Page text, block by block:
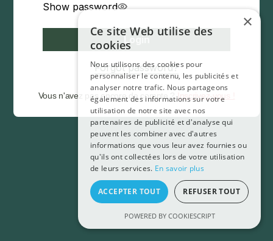
Show password
Forgot password?
Vous n'avez pas encore de compte ?Inscrivez-vous !
×
Ce site Web utilise des
cookies
Nous utilisons des cookies pour
personnaliser le contenu, les publicités et
analyser notre trafic. Nous partageons
également des informations sur votre
utilisation de notre site avec nos
partenaires de publicité et d'analyse qui
peuvent les combiner avec d'autres
informations que vous leur avez fournies ou
qu'ils ont collectées lors de votre utilisation
de leurs services. En savoir plus
ACCEPTER TOUT REFUSER TOUT
POWERED BY COOKIESCRIPT